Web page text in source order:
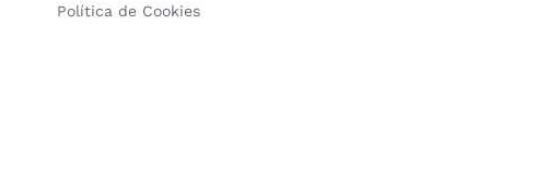
Política de Cookies